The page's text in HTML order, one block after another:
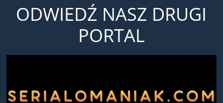
ODWIEDŹ NASZ DRUGI
PORTAL